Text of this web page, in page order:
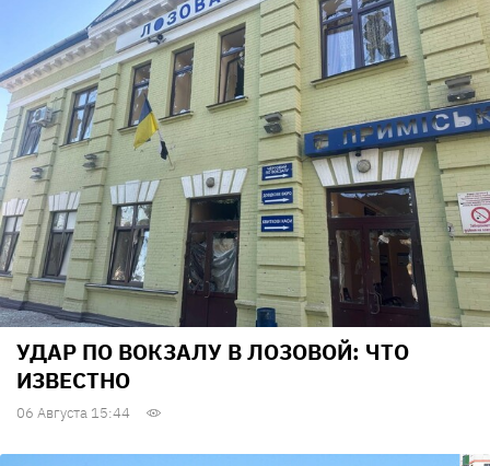
УДАР ПО ВОКЗАЛУ В ЛОЗОВОЙ: ЧТО
ИЗВЕСТНО
06 Августа 15:44